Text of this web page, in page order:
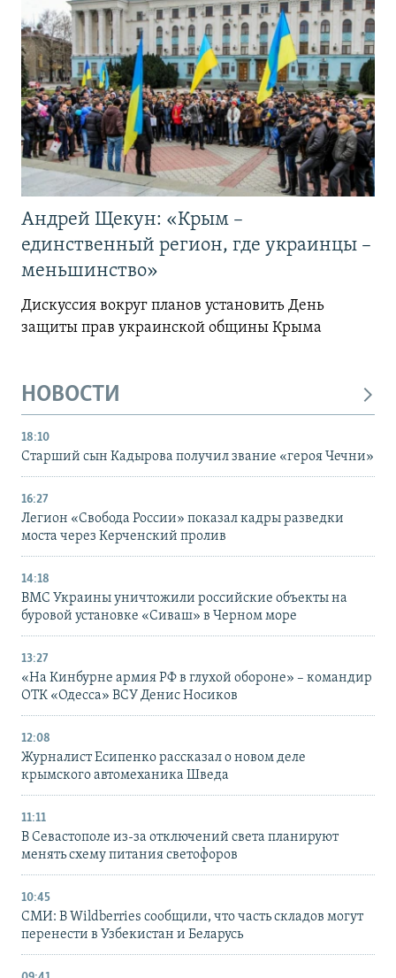
Андрей Щекун: «Крым –
единственный регион, где украинцы –
меньшинство»
Дискуссия вокруг планов установить День
защиты прав украинской общины Крыма
НОВОСТИ
18:10
Старший сын Кадырова получил звание «героя Чечни»
16:27
Легион «Свобода России» показал кадры разведки
моста через Керченский пролив
14:18
ВМС Украины уничтожили российские объекты на
буровой установке «Сиваш» в Черном море
13:27
«На Кинбурне армия РФ в глухой обороне» – командир
ОТК «Одесса» ВСУ Денис Носиков
12:08
Журналист Есипенко рассказал о новом деле
крымского автомеханика Шведа
11:11
В Севастополе из-за отключений света планируют
менять схему питания светофоров
10:45
СМИ: В Wildberries сообщили, что часть складов могут
перенести в Узбекистан и Беларусь